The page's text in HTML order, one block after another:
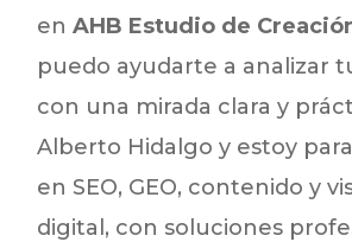
enAHB Estudio de
puedo ayudarte a analizar
con una mirada clara y
Alberto Hidalgo y estoy
en SEO, GEO, contenido y
digital, con soluciones